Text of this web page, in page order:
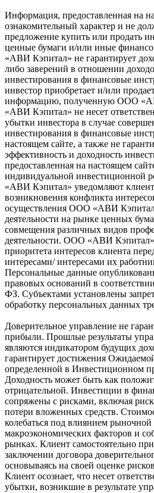
Информация, предоставленная на
ознакомительный характер и не
предложение купить или продать
ценные бумаги и/или иные
«АВИ Кэпитал» не гарантирует
либо заверений в отношении
инвестирования в финансовые
инвестор приобретает и/или
информацию, полученную ООО
«АВИ Кэпитал» не несет
убытки инвестора в случае
инвестирования в финансовые
настоящем сайте, а также не
эффективность и доходность
предоставленная на настоящем
индивидуальной инвестиционной
«АВИ Кэпитал» уведомляют
возникновения конфликта
осуществления ООО «АВИ
деятельности на рынке ценных
совмещения различных видов
деятельности. ООО «АВИ
приоритета интересов клиента
интересами/ интересами их
Персональные данные
правовых оснований в
ФЗ. Субъектами установлены
обработку персональных данных
Доверительное управление не
прибыли. Прошлые результаты
являются индикатором будущих
гарантирует достижения
определенной в Инвестиционном
Доходность может быть как
отрицательной. Инвестиции в
сопряжены с рисками, включая
потери вложенных средств.
колебаться под влиянием
макроэкономических факторов и
рынках. Клиент самостоятельно
заключении договора
основываясь на своей оценке
Клиент осознает, что несет
убытки, возникшие в результате